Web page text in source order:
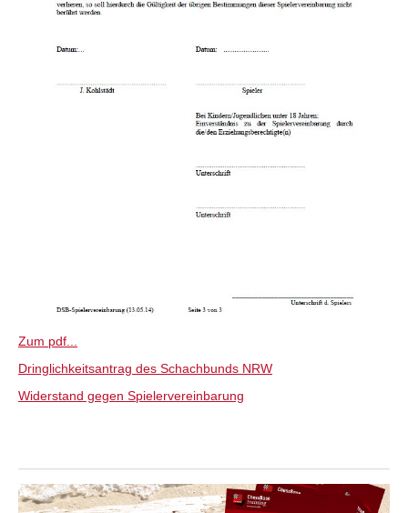
Zum pdf...
Dringlichkeitsantrag des Schachbunds NRW
Widerstand gegen Spielervereinbarung